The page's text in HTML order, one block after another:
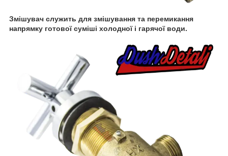
Змішувач служить для змішування та перемикання
напрямку готової суміші холодної і гарячої води.